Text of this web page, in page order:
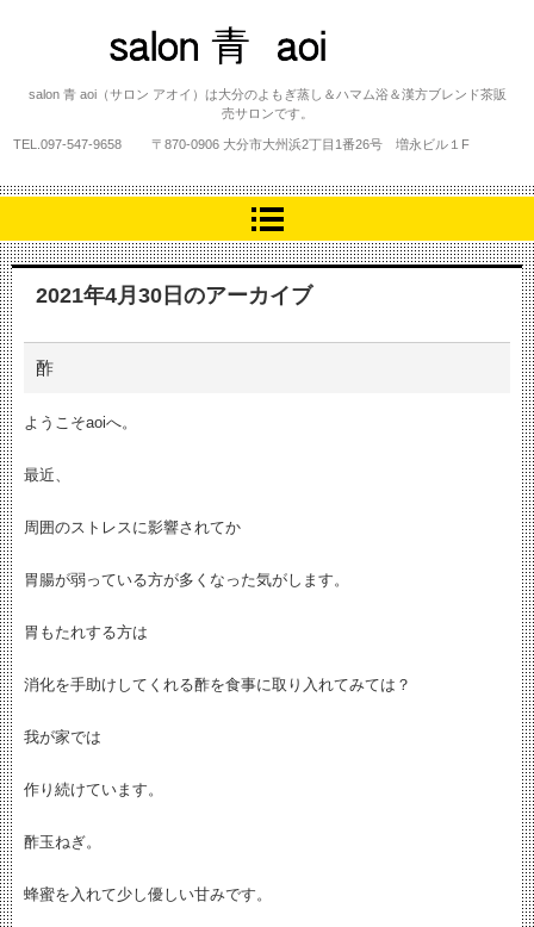
salon 青 aoi
salon 青 aoi（サロン アオイ）は大分のよもぎ蒸し＆ハマム浴＆漢方ブレンド茶販
売サロンです。
TEL. 097-547-9658 〒870-0906 大分市大州浜2丁目1番26号 増永ビル１F
2021年4月30日 のアーカイブ
酢
ようこそaoiへ。
最近、
周囲のストレスに影響されてか
胃腸が弱っている方が多くなった気がします。
胃もたれする方は
消化を手助けしてくれる酢を食事に取り入れてみては？
我が家では
作り続けています。
酢玉ねぎ。
蜂蜜を入れて少し優しい甘みです。